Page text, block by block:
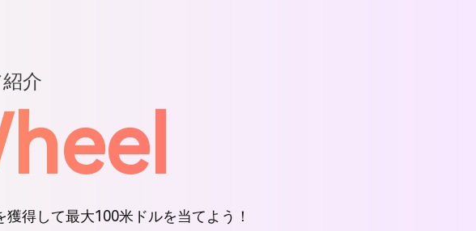
介
得して最大100米ドルを当てよう！